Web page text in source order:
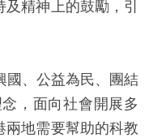
精神上的鼓勵，引
國、公益為民、團結
，面向社會開展多
地需要幫助的科教